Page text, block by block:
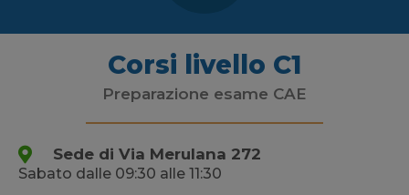
Corsi livello C1
Preparazione esame CAE
Sede di Via Merulana 272
Sabato dalle 09:30 alle 11:30